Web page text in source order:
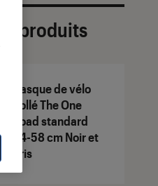
produits
Casque de vélo
Bollé The One
Road standard
54-58 cm Noir et
gris